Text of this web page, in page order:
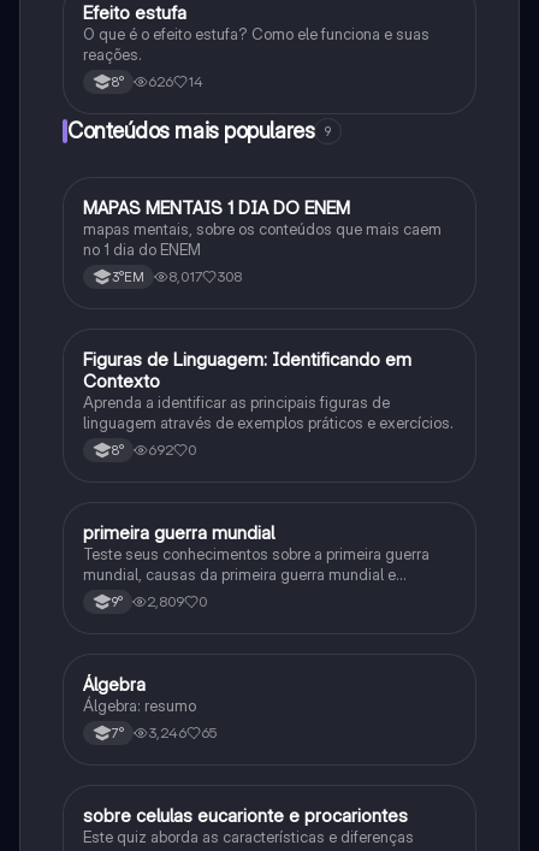
Química
Efeito estufa
O que é o efeito estufa? Como ele funciona e suas
reações.
8° 626 14
Conteúdos mais populares 9
Português
MAPAS MENTAIS 1 DIA DO ENEM
mapas mentais, sobre os conteúdos que mais caem
no 1 dia do ENEM
3°EM 8,017 308
FPortuguês
Figuras de Linguagem: Identificando em
Contexto
Aprenda a identificar as principais figuras de
linguagem através de exemplos práticos e exercícios.
8° 692 0
História
primeira guerra mundial
Teste seus conhecimentos sobre a primeira guerra
mundial, causas da primeira guerra mundial e
consequências da Primeira Guerra Mundial, fases da
primeira guerra mundial
9° 2,809 0
Matematica
Álgebra
Álgebra: resumo
7° 3,246 65
Biologia
sobre celulas eucarionte e procariontes
Este quiz aborda as características e diferenças